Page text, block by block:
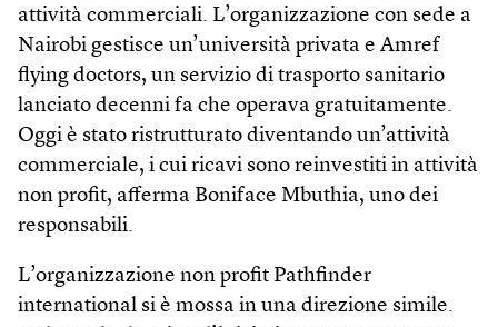
attività commerciali. L’organizzazione con sede a
Nairobi gestisce un’università privata e Amref
flying doctors, un servizio di trasporto sanitario
lanciato decenni fa che operava gratuitamente.
Oggi è stato ristrutturato diventando un’attività
commerciale, i cui ricavi sono reinvestiti in attività
non profit, afferma Boniface Mbuthia, uno dei
responsabili.
L’organizzazione non profit Pathfinder
international si è mossa in una direzione simile.